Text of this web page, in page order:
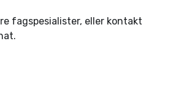
fagspesialister, eller kontakt